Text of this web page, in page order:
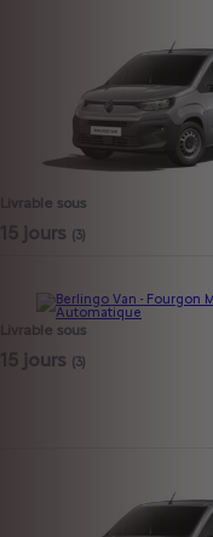
Livrable sous
15 jours (3)
Livrable sous
15 jours (3)